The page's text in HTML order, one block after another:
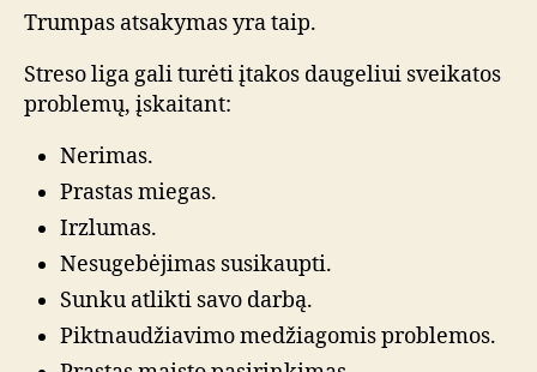
Trumpas atsakymas yra taip.
Streso liga gali turėti įtakos daugeliui sveikatos
problemų, įskaitant:
Nerimas.
Prastas miegas.
Irzlumas.
Nesugebėjimas susikaupti.
Sunku atlikti savo darbą.
Piktnaudžiavimo medžiagomis problemos.